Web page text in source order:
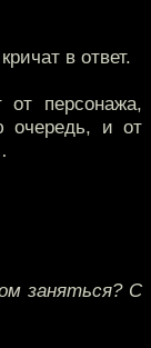
в ответ.
персонажа,
очередь, и от
заняться? С